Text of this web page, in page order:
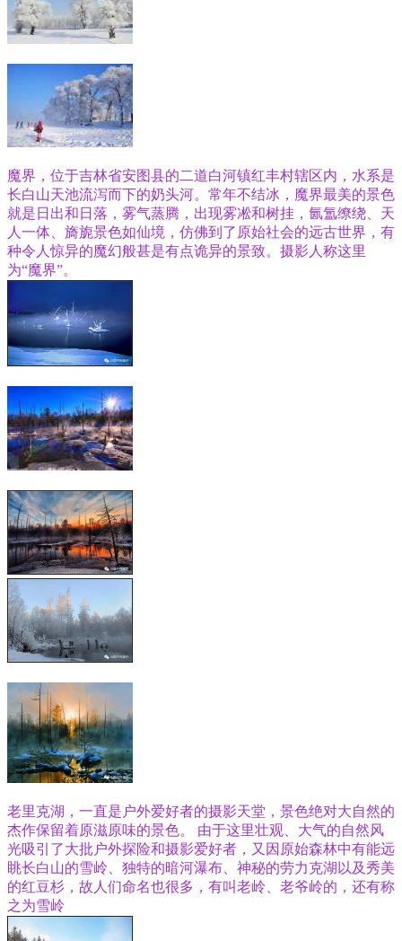
魔界，位于吉林省安图县的二道白河镇红丰村辖区内，水系是
长白山天池流泻而下的奶头河。常年不结冰，魔界最美的景色
就是日出和日落，雾气蒸腾，出现雾凇和树挂，氤氲缭绕、天
人一体、旖旎景色如仙境，仿佛到了原始社会的远古世界，有
种令人惊异的魔幻般甚是有点诡异的景致。摄影人称这里
为“魔界”。
老里克湖，一直是户外爱好者的摄影天堂，景色绝对大自然的
杰作保留着原滋原味的景色。 由于这里壮观、大气的自然风
光吸引了大批户外探险和摄影爱好者，又因原始森林中有能远
眺长白山的雪岭、独特的暗河瀑布、神秘的劳力克湖以及秀美
的红豆杉，故人们命名也很多，有叫老岭、老爷岭的，还有称
之为雪岭